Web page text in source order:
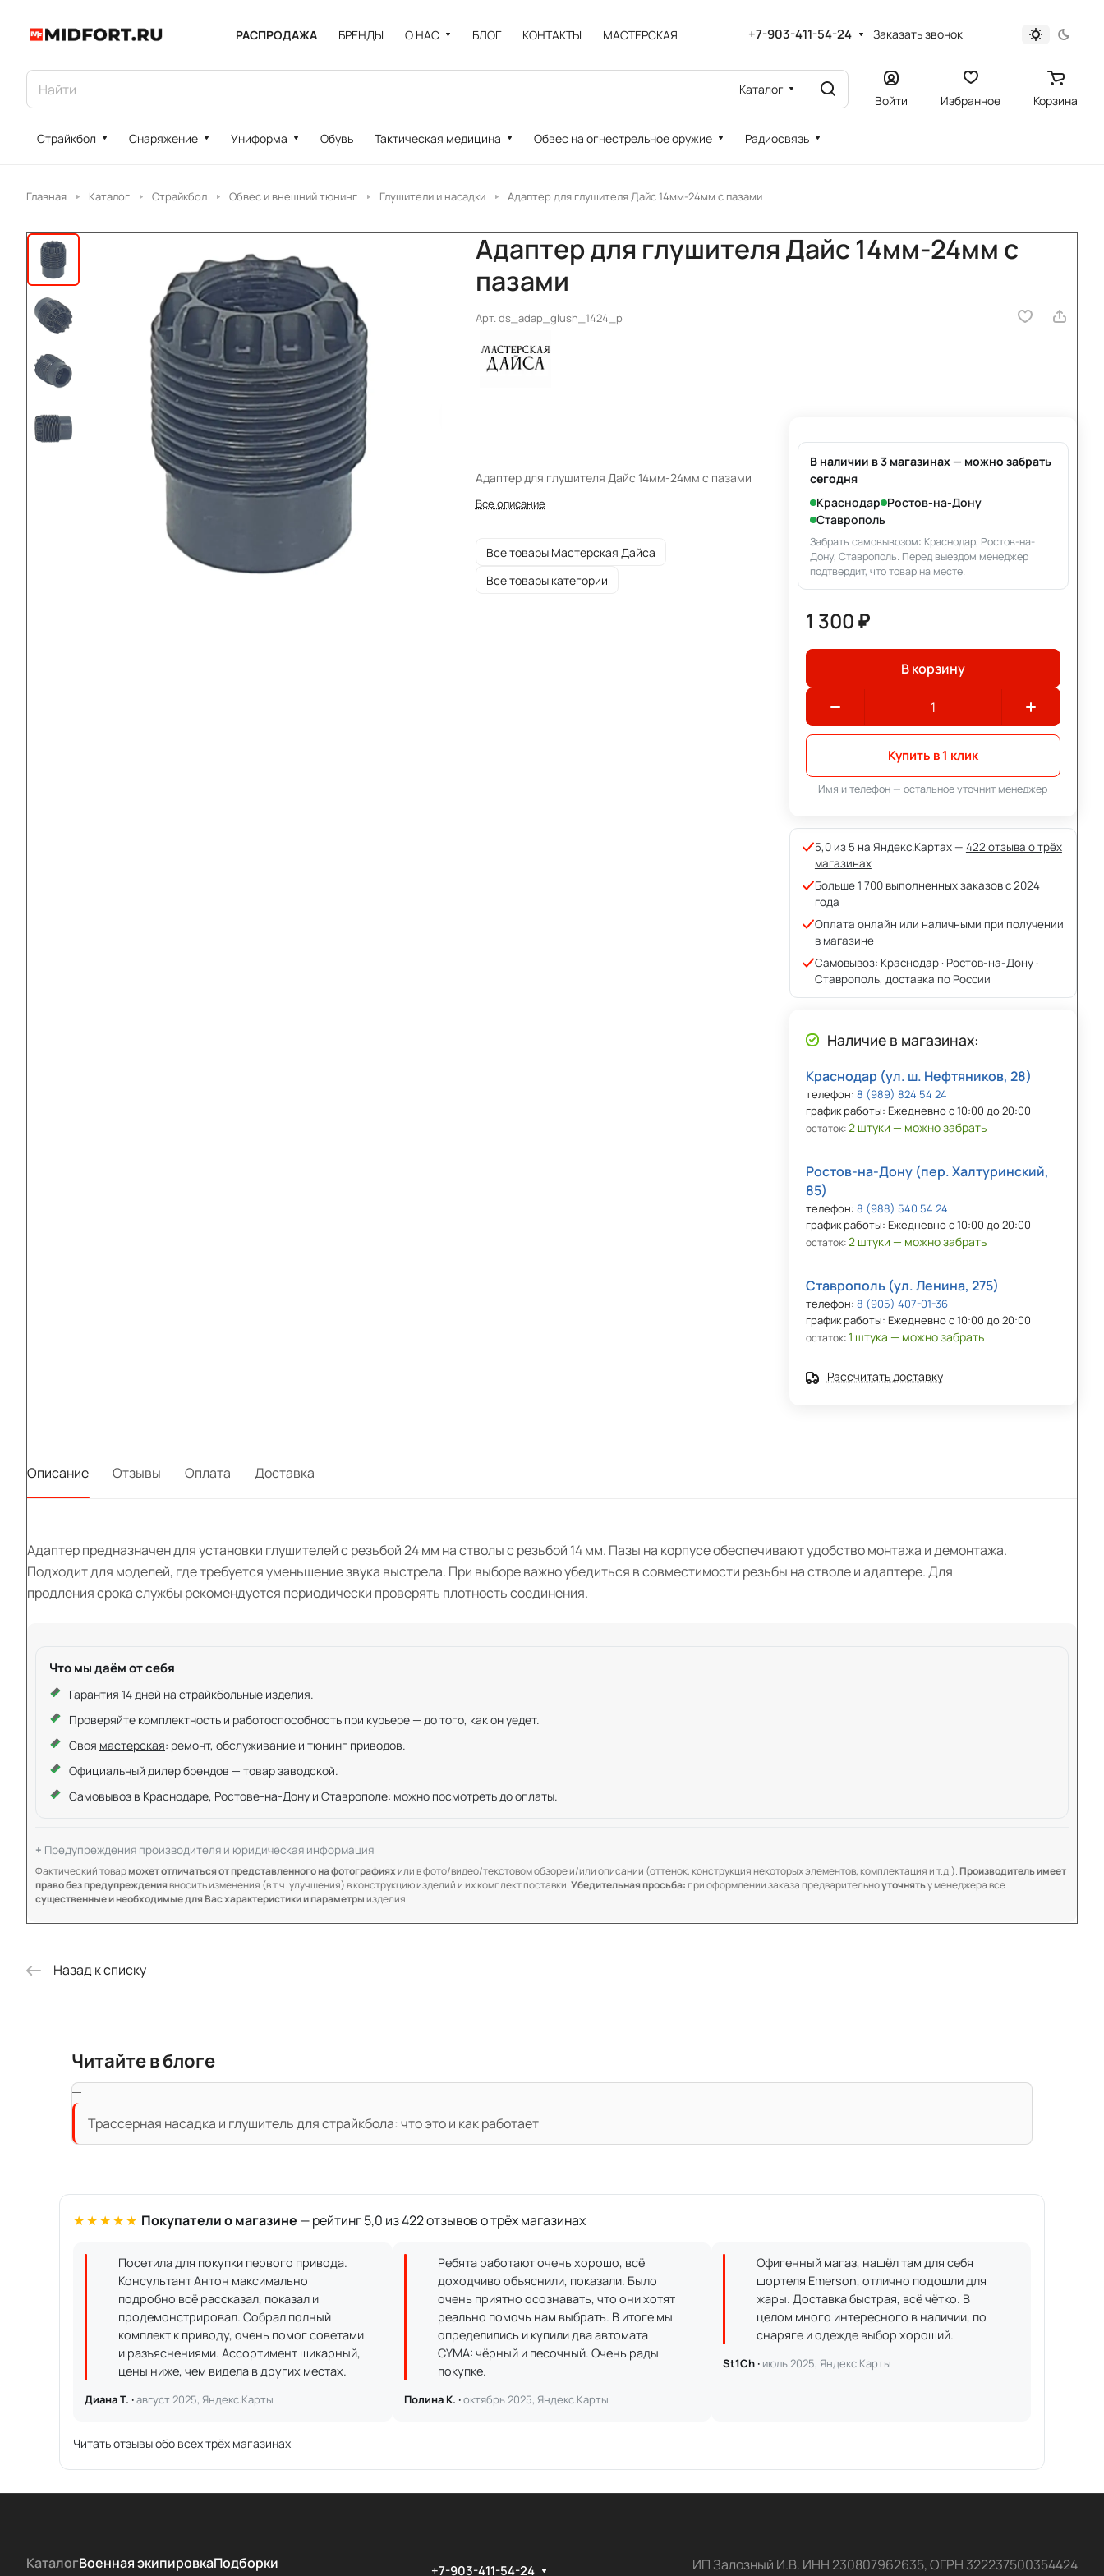
РАСПРОДАЖА БРЕНДЫ О НАС БЛОГ КОНТАКТЫ МАСТЕРСКАЯ +7-903-411-54-24 Заказать звонок
Каталог
Войти Избранное Корзина
Страйкбол Снаряжение Униформа Обувь Тактическая медицина Обвес на огнестрельное оружие Радиосвязь
Главная Каталог Страйкбол Обвес и внешний тюнинг Глушители и насадки Адаптер для глушителя Дайс 14мм-24мм с пазами
Адаптер для глушителя Дайс 14мм-24мм с
пазами
Арт.ds_adap_glush_1424_p
Адаптер для глушителя Дайс 14мм-24мм с пазами
Все описание
Все товары Мастерская Дайса
Все товары категории
В наличии в 3 магазинах — можно забрать
сегодня
Краснодар Ростов-на-Дону
Ставрополь
Забрать самовывозом: Краснодар, Ростов-на-
Дону, Ставрополь. Перед выездом менеджер
подтвердит, что товар на месте.
1 300 ₽
В корзину
Купить в 1 клик
Имя и телефон — остальное уточнит менеджер
5,0 из 5 на Яндекс.Картах — 422 отзыва о трёх
магазинах
Больше 1 700 выполненных заказов с 2024
года
Оплата онлайн или наличными при получении
в магазине
Самовывоз: Краснодар · Ростов-на-Дону ·
Ставрополь, доставка по России
Наличие в магазинах:
Краснодар (ул. ш. Нефтяников, 28)
телефон: 8 (989) 824 54 24
график работы: Ежедневно с 10:00 до 20:00
остаток:2 штуки — можно забрать
Ростов-на-Дону (пер. Халтуринский,
85)
телефон: 8 (988) 540 54 24
график работы: Ежедневно с 10:00 до 20:00
остаток:2 штуки — можно забрать
Ставрополь (ул. Ленина, 275)
телефон: 8 (905) 407-01-36
график работы: Ежедневно с 10:00 до 20:00
остаток:1 штука — можно забрать
Рассчитать доставку
Описание Отзывы Оплата Доставка
Адаптер предназначен для установки глушителей с резьбой 24 мм на стволы с резьбой 14 мм. Пазы на корпусе обеспечивают удобство монтажа и демонтажа.
Подходит для моделей, где требуется уменьшение звука выстрела. При выборе важно убедиться в совместимости резьбы на стволе и адаптере. Для
продления срока службы рекомендуется периодически проверять плотность соединения.
Что мы даём от себя
Гарантия 14 дней на страйкбольные изделия.
Проверяйте комплектность и работоспособность при курьере — до того, как он уедет.
Своя мастерская: ремонт, обслуживание и тюнинг приводов.
Официальный дилер брендов — товар заводской.
Самовывоз в Краснодаре, Ростове-на-Дону и Ставрополе: можно посмотреть до оплаты.
Предупреждения производителя и юридическая информация
Фактический товарможет отличаться от представленного на фотографияхили в фото/видео/текстовом обзоре и/или описании (оттенок, конструкция некоторых элементов, комплектация и т.д.). Производитель имеет
право без предупреждениявносить изменения (в т.ч. улучшения) в конструкцию изделий и их комплект поставки.Убедительная просьба:при оформлении заказа предварительноуточнятьу менеджера все
существенные и необходимые для Вас характеристики и параметрыизделия.
Назад к списку
Читайте в блоге
Трассерная насадка и глушитель для страйкбола: что это и как работает
★★★★★ Покупатели о магазине — рейтинг 5,0 из 422 отзывов о трёх магазинах
Посетила для покупки первого привода.
Консультант Антон максимально
подробно всё рассказал, показал и
продемонстрировал. Собрал полный
комплект к приводу, очень помог советами
и разъяснениями. Ассортимент шикарный,
цены ниже, чем видела в других местах.
Диана Т. ·август 2025, Яндекс.Карты
Ребята работают очень хорошо, всё
доходчиво объяснили, показали. Было
очень приятно осознавать, что они хотят
реально помочь нам выбрать. В итоге мы
определились и купили два автомата
CYMA: чёрный и песочный. Очень рады
покупке.
Полина К. ·октябрь 2025, Яндекс.Карты
Офигенный магаз, нашёл там для себя
шортеля Emerson, отлично подошли для
жары. Доставка быстрая, всё чётко. В
целом много интересного в наличии, по
снаряге и одежде выбор хороший.
St1Ch · июль 2025, Яндекс.Карты
Читать отзывы обо всех трёх магазинах
КаталогВоенная экипировкаПодборки
+7-903-411-54-24 ИП Залозный И.В. ИНН 230807962635, ОГРН 322237500354424